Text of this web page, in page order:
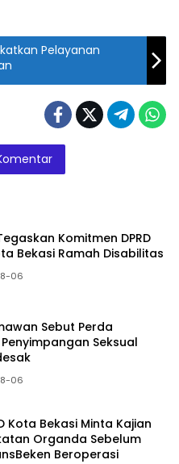
Pelayanan
Komitmen DPRD
Bekasi Ramah Disabilitas
06
Sebut Perda
Seksual
06
Kota Bekasi Minta Kajian
Organda Sebelum
Beroperasi